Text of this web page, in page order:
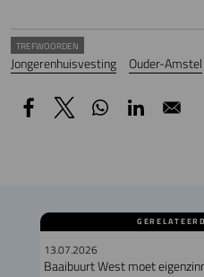
TREFWOORDEN
Jongerenhuisvesting Ouder-Amstel
13.07.2026
Baaibuurt West moet